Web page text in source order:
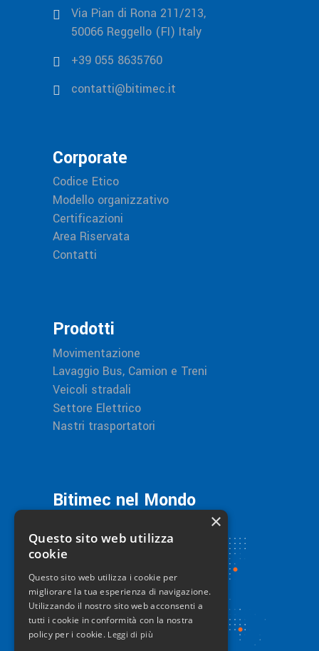
Via Pian di Rona 211/213,
50066 Reggello (FI) Italy
+39 055 8635760
contatti@bitimec.it
Corporate
Codice Etico
Modello organizzativo
Certificazioni
Area Riservata
Contatti
Prodotti
Movimentazione
Lavaggio Bus, Camion e Treni
Veicoli stradali
Settore Elettrico
Nastri trasportatori
Bitimec nel Mondo
×
Questo sito web utilizza
cookie
Questo sito web utilizza i cookie per
migliorare la tua esperienza di navigazione.
Utilizzando il nostro sito web acconsenti a
tutti i cookie in conformità con la nostra
policy per i cookie. Leggi di più